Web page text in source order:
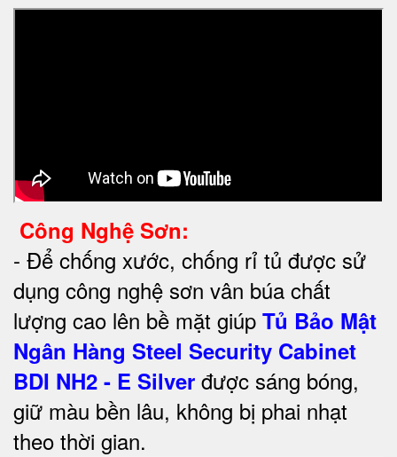
Công Nghệ Sơn:
- Để chống xước, chống rỉ tủ được sử
dụng công nghệ sơn vân búa chất
lượng cao lên bề mặt giúp Tủ Bảo Mật
Ngân Hàng Steel Security Cabinet
BDI NH2 - E Silver được sáng bóng,
giữ màu bền lâu, không bị phai nhạt
theo thời gian.